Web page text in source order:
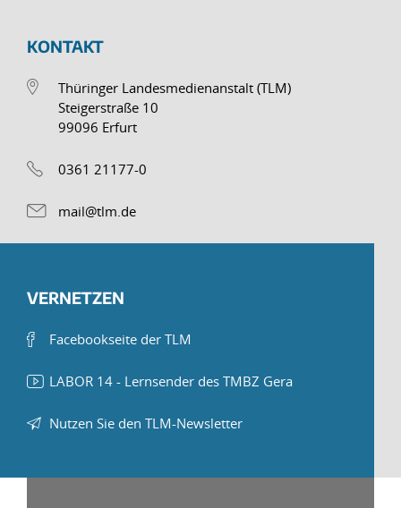
KONTAKT
Thüringer Landesmedienanstalt (TLM)
Steigerstraße 10
99096 Erfurt
0361 21177-0
mail@tlm.de
VERNETZEN
Facebookseite der TLM
LABOR 14 - Lernsender des TMBZ Gera
Nutzen Sie den TLM-Newsletter